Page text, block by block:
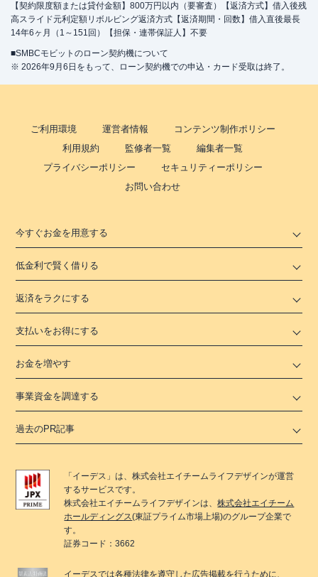
【契約限度額または貸付金額】800万円以内（要審査）【返済方式】借入後残
高スライド元利定額リボルビング返済方式【返済期間・回数】借入直後最長
14年6ヶ月（1～151回）【担保・連帯保証人】不要
■SMBCモビットのローン契約機について
※ 2026年9月6日をもって、ローン契約機での申込・カード受取は終了。
ご利用環境 運営者情報
コンテンツ制作ポリシー
利用規約
監修者一覧
編集者一覧
プライバシーポリシー
セキュリティーポリシー
お問い合わせ
今すぐお金を用意する
低金利で賢く借りる
返済をラクにする
支払いをお得にする
お金を増やす
事業資金を調達する
過去のPR記事
「 イーデス 」は、株式会社エイチームライフデザインが運営
するサービスです。
株式会社エイチームライフデザインは、株式会社エイチーム
ホールディングス(東証プライム市場上場)のグループ企業で
す。
証券コード：3662
イーデスでは各種法律を遵守した広告掲載を行うために、